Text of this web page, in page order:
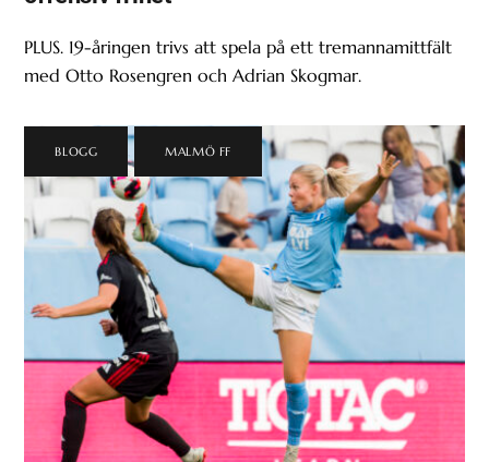
PLUS. 19-åringen trivs att spela på ett tremannamittfält
med Otto Rosengren och Adrian Skogmar.
BLOGG MALMÖ FF